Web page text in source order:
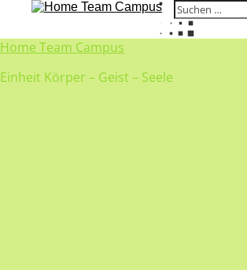
Home Team Campus
Einheit Körper – Geist – Seele